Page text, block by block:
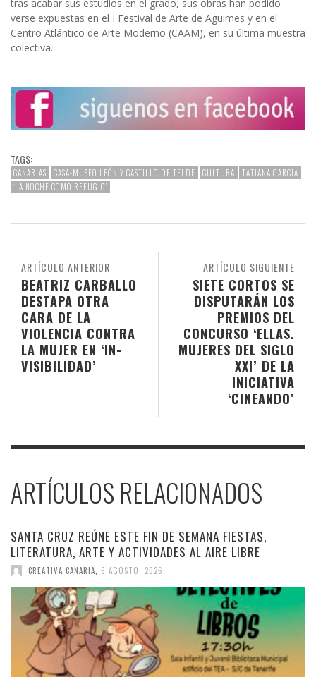
tras acabar sus estudios en el grado, sus obras han podido
verse expuestas en el I Festival de Arte de Agüimes y en el
Centro Atlántico de Arte Moderno (CAAM), en su última muestra
colectiva.
TAGS:
CANARIAS CASA-MUSEO LEÓN Y CASTILLO DE TELDE CULTURA
TATIANA GARCÍA
‘LA NOCHE COMO REFUGIO’
ARTÍCULO SIGUIENTE
SIETE CORTOS SE
DISPUTARÁN LOS
PREMIOS DEL
CONCURSO ‘ELLAS.
MUJERES DEL SIGLO
XXI’ DE LA
INICIATIVA
‘CINEANDO’
ARTÍCULO ANTERIOR
BEATRIZ CARBALLO
DESTAPA OTRA
CARA DE LA
VIOLENCIA CONTRA
LA MUJER EN ‘IN-
VISIBILIDAD’
ARTÍCULOS RELACIONADOS
SANTA CRUZ REÚNE ESTE FIN DE SEMANA FIESTAS,
LITERATURA, ARTE Y ACTIVIDADES AL AIRE LIBRE
CREATIVA CANARIA 6 AGOSTO, 2026